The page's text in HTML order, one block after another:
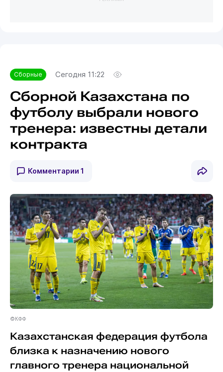
Сборные Сегодня 11:22
Сборной Казахстана по
футболу выбрали нового
тренера: известны детали
контракта
Комментарии 1
©КФФ
Казахстанская федерация футбола
близка к назначению нового
главного тренера национальной